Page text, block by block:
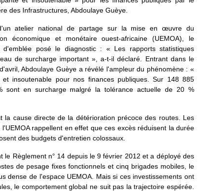
des Infrastructures, Abdoulaye Guèye.
atelier national de partage sur la mise en œuvre du
économique et monétaire ouest-africaine (UEMOA), le
posé le diagnostic : « Les rapports statistiques
de surcharge important », a-t-il déclaré. Entrant dans le
Abdoulaye Guèye a révélé l'ampleur du phénomène : «
et insoutenable pour nos finances publiques. Sur 148 885
sont en surcharge malgré la tolérance actuelle de 20 %
la cause directe de la détérioration précoce des routes. Les
rappellent en effet que ces excès réduisent la durée
des budgets d'entretien colossaux.
le Règlement n° 14 depuis le 9 février 2012 et a déployé des
de pesage fixes fonctionnels et cinq brigades mobiles, le
dense de l'espace UEMOA. Mais si ces investissements ont
le comportement global ne suit pas la trajectoire espérée.